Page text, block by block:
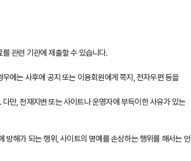
관련 기관에 제출할 수 있습니다.
에는 사후에 공지 또는 이용회원에게 쪽지, 전자우편 등을
만, 천재지변 또는 사이트나 운영자에 부득이한 사유가 있는
해가 되는 행위, 사이트의 명예를 손상하는 행위를 해서는 안